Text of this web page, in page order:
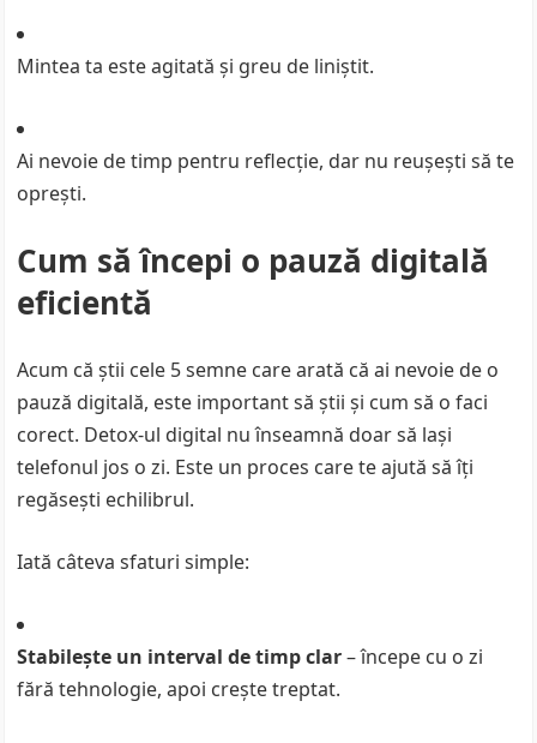
Mintea ta este agitată și greu de liniștit.
Ai nevoie de timp pentru reflecție, dar nu reușești să te
oprești.
Cum să începi o pauză digitală
eficientă
Acum că știi cele 5 semne care arată că ai nevoie de o
pauză digitală, este important să știi și cum să o faci
corect. Detox-ul digital nu înseamnă doar să lași
telefonul jos o zi. Este un proces care te ajută să îți
regăsești echilibrul.
Iată câteva sfaturi simple:
Stabilește un interval de timp clar– începe cu o zi
fără tehnologie, apoi crește treptat.